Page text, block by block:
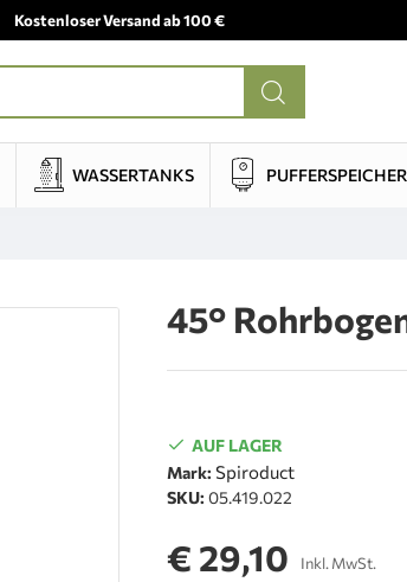
Kostenloser Versand ab 100 €
WASSERTANKS PUFFERSPEICHER
45°
AUF LAGER
Mark: Spiroduct
SKU: 05.419.022
€ 29,10 Inkl. MwSt.